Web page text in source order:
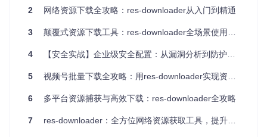
通过内置的代理服务，res-downloader能够实时监控网络请
求，精准捕获视频、音频等资源。无需复杂的配置，只需开启
代理，即可自动拦截并解析资源链接。
批量下载与管理
支持批量导入下载任务，你可以通过JSON文件一次性添加多
下载任务进行管理，如暂停、继续、删除等操作。
自定义设置，满足个性化需求
2 网络资源下载全攻略：res-downloader从入门到精通
3 颠覆式资源下载工具：res-downloader全场景使用攻略
4 【安全实战】企业级安全配置：从漏洞分析到防护部署的全流程方案
5 视频号批量下载全攻略：用res-downloader实现资源嗅探效率拉满
6 多平台资源捕获与高效下载：res-downloader全攻略
7 res-downloader：全方位网络资源获取工具，提升你的资源管理效率